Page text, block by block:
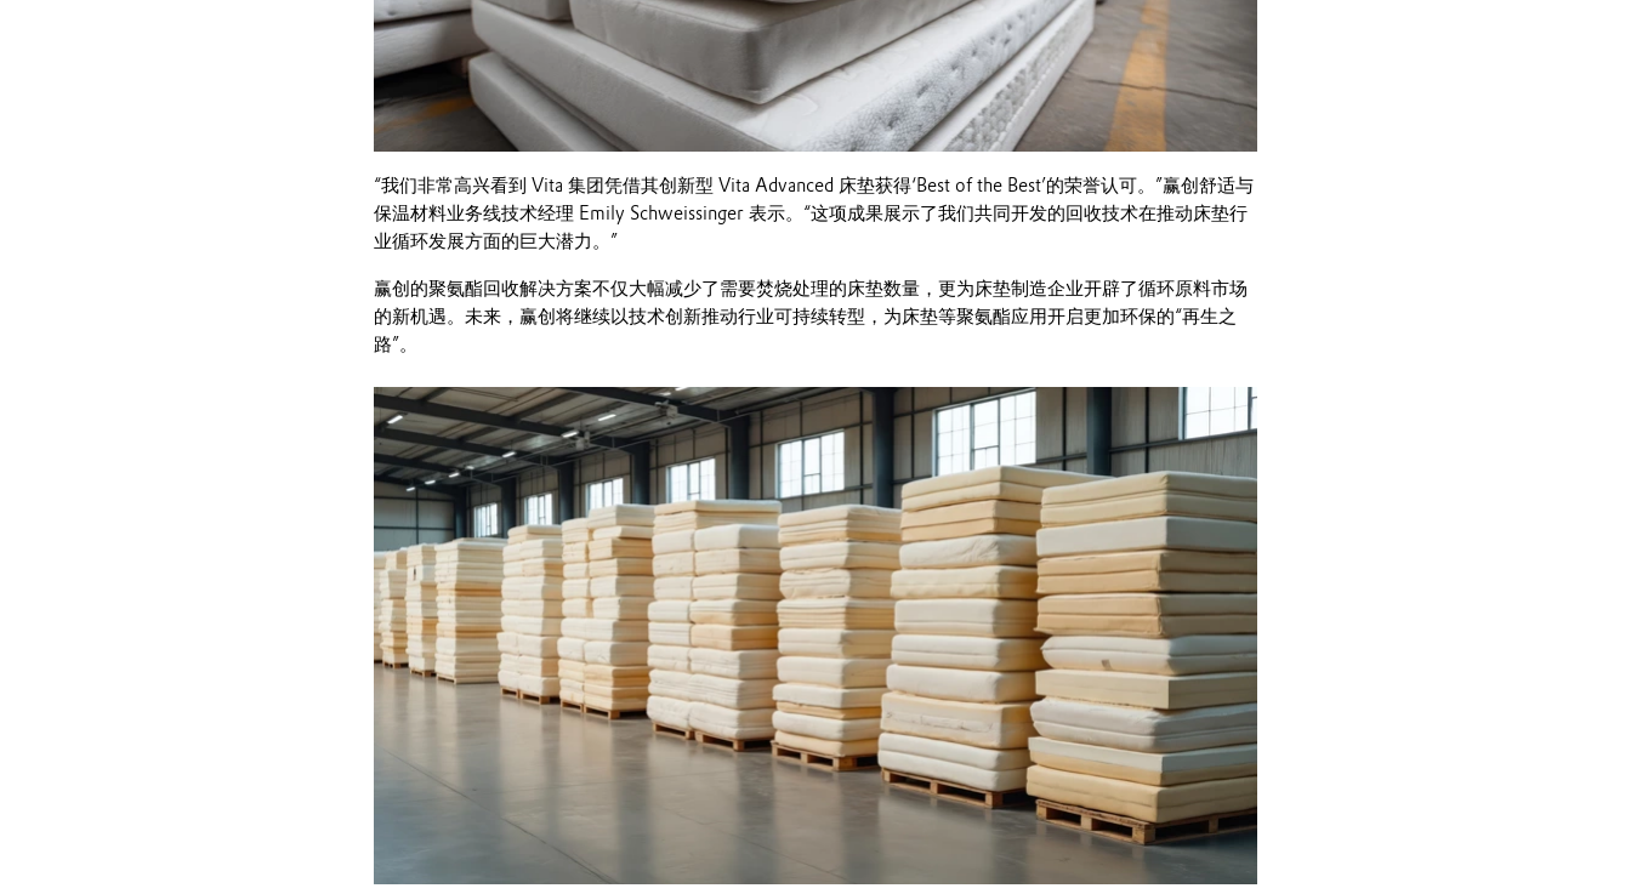
“我们非常高兴看到 Vita 集团凭借其创新型 Vita Advanced 床垫获得‘Best of the Best’的荣誉认可。”赢创舒适与
保温材料业务线技术经理 Emily Schweissinger 表示。“这项成果展示了我们共同开发的回收技术在推动床垫行
业循环发展方面的巨大潜力。”
赢创的聚氨酯回收解决方案不仅大幅减少了需要焚烧处理的床垫数量，更为床垫制造企业开辟了循环原料市场
的新机遇。未来，赢创将继续以技术创新推动行业可持续转型，为床垫等聚氨酯应用开启更加环保的“再生之
路”。